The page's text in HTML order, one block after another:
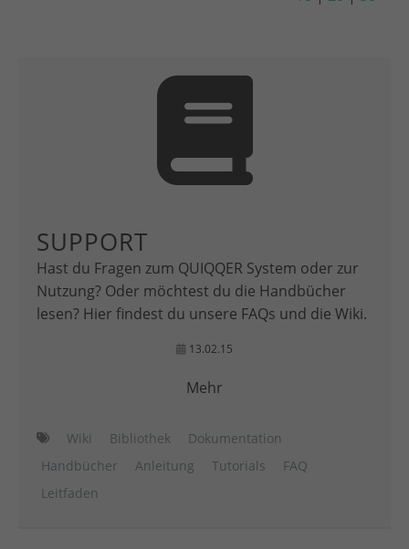
SUPPORT
Hast du Fragen zum QUIQQER System oder zur
Nutzung? Oder möchtest du die Handbücher
lesen? Hier findest du unsere FAQs und die Wiki.
13.02.15
Mehr
Wiki Bibliothek
Dokumentation
Handbücher
Anleitung Tutorials
FAQ
Leitfaden